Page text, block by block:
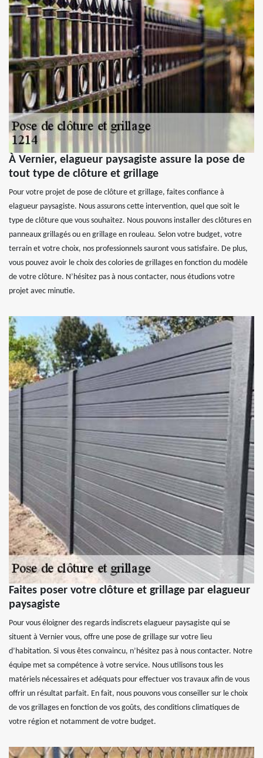
À Vernier, elagueur paysagiste assure la pose de
tout type de clôture et grillage
Pour votre projet de pose de clôture et grillage, faites confiance à
elagueur paysagiste. Nous assurons cette intervention, quel que soit le
type de clôture que vous souhaitez. Nous pouvons installer des clôtures en
panneaux grillagés ou en grillage en rouleau. Selon votre budget, votre
terrain et votre choix, nos professionnels sauront vous satisfaire. De plus,
vous pouvez avoir le choix des colories de grillages en fonction du modèle
de votre clôture. N’hésitez pas à nous contacter, nous étudions votre
projet avec minutie.
Faites poser votre clôture et grillage par elagueur
paysagiste
Pour vous éloigner des regards indiscrets elagueur paysagiste qui se
situent à Vernier vous, offre une pose de grillage sur votre lieu
d’habitation. Si vous êtes convaincu, n’hésitez pas à nous contacter. Notre
équipe met sa compétence à votre service. Nous utilisons tous les
matériels nécessaires et adéquats pour effectuer vos travaux afin de vous
offrir un résultat parfait. En fait, nous pouvons vous conseiller sur le choix
de vos grillages en fonction de vos goûts, des conditions climatiques de
votre région et notamment de votre budget.